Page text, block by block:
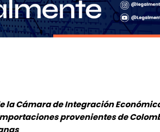
la Cámara de Integración
provenientes de